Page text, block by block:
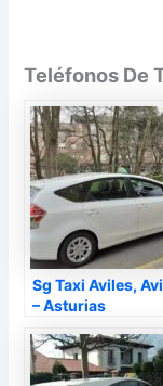
Teléfonos De
Sg Taxi Aviles,
– Asturias